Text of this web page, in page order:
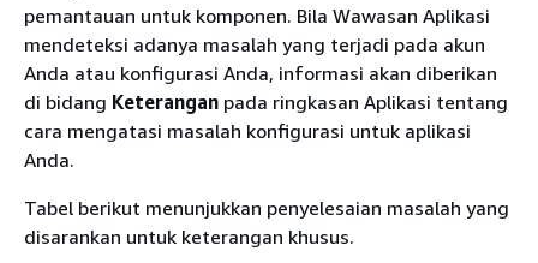
pemantauan untuk komponen. Bila Wawasan Aplikasi
mendeteksi adanya masalah yang terjadi pada akun
Anda atau konfigurasi Anda, informasi akan diberikan
di bidang Keterangan pada ringkasan Aplikasi tentang
cara mengatasi masalah konfigurasi untuk aplikasi
Anda.
Tabel berikut menunjukkan penyelesaian masalah yang
disarankan untuk keterangan khusus.